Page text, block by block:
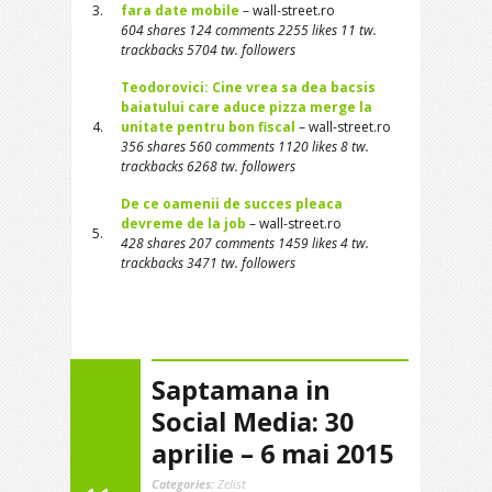
3. fara date mobile – wall-street.ro
604 shares 124 comments 2255 likes 11 tw.
trackbacks 5704 tw. followers
4.
Teodorovici: Cine vrea sa dea bacsis
baiatului care aduce pizza merge la
unitate pentru bon fiscal – wall-street.ro
356 shares 560 comments 1120 likes 8 tw.
trackbacks 6268 tw. followers
5.
De ce oamenii de succes pleaca
devreme de la job – wall-street.ro
428 shares 207 comments 1459 likes 4 tw.
trackbacks 3471 tw. followers
Saptamana in
Social Media: 30
aprilie – 6 mai 2015
Categories: Zelist